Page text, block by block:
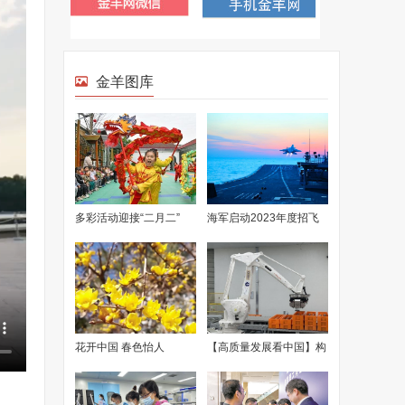
金羊图库
多彩活动迎接“二月二” 海军启动2023年度招飞
选拔工作 将首次选拔女
舰载机飞行员
花开中国 春色怡人 【高质量发展看中国】构
建“多龙探海”体系 高质量
发展海洋地质事业